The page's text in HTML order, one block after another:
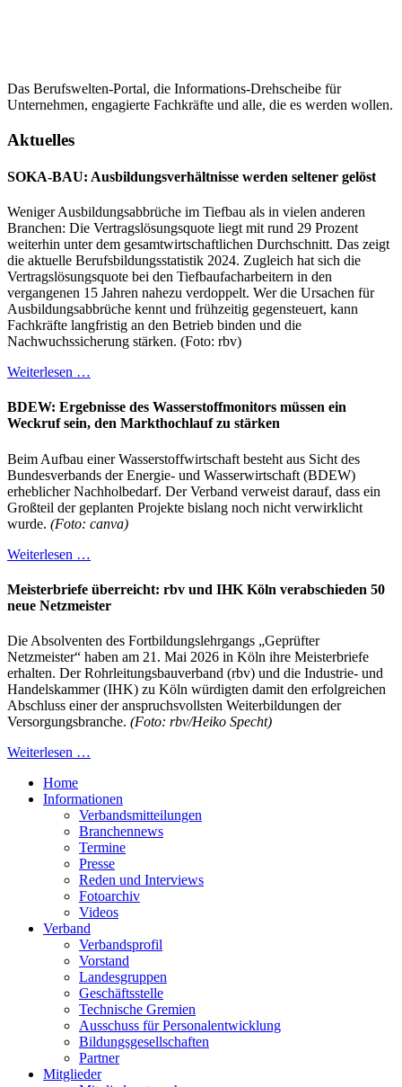
Das Berufswelten-Portal, die Informations-Drehscheibe für
Unternehmen, engagierte Fachkräfte und alle, die es werden wollen.
Aktuelles
SOKA-BAU: Ausbildungsverhältnisse werden seltener gelöst
Weniger Ausbildungsabbrüche im Tiefbau als in vielen anderen
Branchen: Die Vertragslösungsquote liegt mit rund 29 Prozent
weiterhin unter dem gesamtwirtschaftlichen Durchschnitt. Das zeigt
die aktuelle Berufsbildungsstatistik 2024. Zugleich hat sich die
Vertragslösungsquote bei den Tiefbaufacharbeitern in den
vergangenen 15 Jahren nahezu verdoppelt. Wer die Ursachen für
Ausbildungsabbrüche kennt und frühzeitig gegensteuert, kann
Fachkräfte langfristig an den Betrieb binden und die
Nachwuchssicherung stärken. (Foto: rbv)
Weiterlesen …
BDEW: Ergebnisse des Wasserstoffmonitors müssen ein
Weckruf sein, den Markthochlauf zu stärken
Beim Aufbau einer Wasserstoffwirtschaft besteht aus Sicht des
Bundesverbands der Energie- und Wasserwirtschaft (BDEW)
erheblicher Nachholbedarf. Der Verband verweist darauf, dass ein
Großteil der geplanten Projekte bislang noch nicht verwirklicht
wurde. (Foto: canva)
Weiterlesen …
Meisterbriefe überreicht: rbv und IHK Köln verabschieden 50
neue Netzmeister
Die Absolventen des Fortbildungslehrgangs „Geprüfter
Netzmeister“ haben am 21. Mai 2026 in Köln ihre Meisterbriefe
erhalten. Der Rohrleitungsbauverband (rbv) und die Industrie- und
Handelskammer (IHK) zu Köln würdigten damit den erfolgreichen
Abschluss einer der anspruchsvollsten Weiterbildungen der
Versorgungsbranche. (Foto: rbv/Heiko Specht)
Weiterlesen …
Home
Informationen
Verbandsmitteilungen
Branchennews
Termine
Presse
Reden und Interviews
Fotoarchiv
Videos
Verband
Verbandsprofil
Vorstand
Landesgruppen
Geschäftsstelle
Technische Gremien
Ausschuss für Personalentwicklung
Bildungsgesellschaften
Partner
Mitglieder